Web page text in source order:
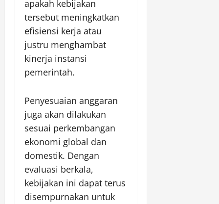
apakah kebijakan
tersebut meningkatkan
efisiensi kerja atau
justru menghambat
kinerja instansi
pemerintah.
Penyesuaian anggaran
juga akan dilakukan
sesuai perkembangan
ekonomi global dan
domestik. Dengan
evaluasi berkala,
kebijakan ini dapat terus
disempurnakan untuk